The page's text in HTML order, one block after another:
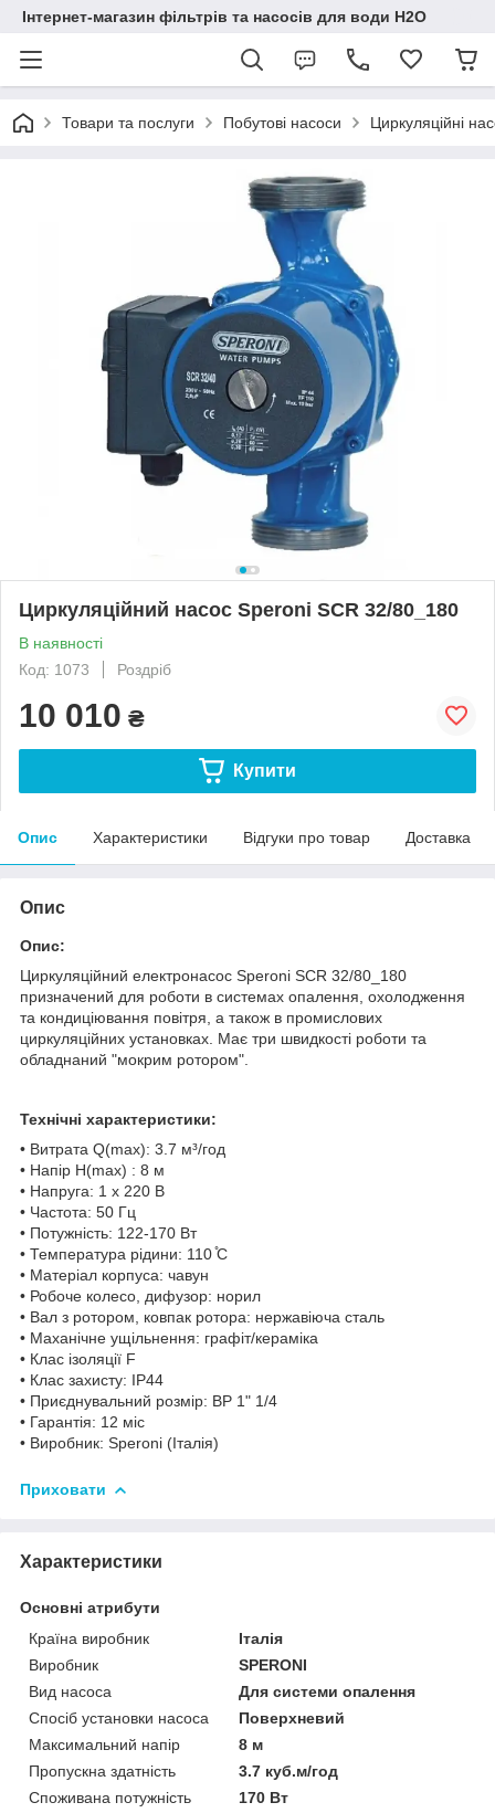
Інтернет-магазин фільтрів та насосів для води H2O
Товари та послуги Побутові насоси Циркуляційні
Циркуляційний насос Speroni SCR 32/80_180
В наявності
Код: 1073
Роздріб
10 010 ₴
Купити
Опис Характеристики Відгуки про товар Доставка
Опис
Опис:
Циркуляційний електронасос Speroni SCR 32/80_180
призначений для роботи в системах опалення, охолодження
та кондиціювання повітря, а також в промислових
циркуляційних установках. Має три швидкості роботи та
обладнаний "мокрим ротором".
Технічні характеристики:
• Витрата Q(max): 3.7 м³/год
• Напір H(max) : 8 м
• Напруга: 1 x 220 В
• Частота: 50 Гц
• Потужність: 122-170 Вт
• Температура рідини: 110 ̊С
• Матеріал корпуса: чавун
• Робоче колесо, дифузор: норил
• Вал з ротором, ковпак ротора: нержавіюча сталь
• Маханічне ущільнення: графіт/кераміка
• Клас ізоляції F
• Клас захисту: IP44
• Приєднувальний розмір: ВР 1" 1/4
• Гарантія: 12 міс
• Виробник: Speroni (Італія)
Приховати
Характеристики
Основні атрибути
Країна виробник
Італія
Виробник
SPERONI
Вид насоса
Для системи опалення
Спосіб установки насоса
Поверхневий
Максимальний напір
8 м
Пропускна здатність
3.7 куб.м/год
Споживана потужність
170 Вт